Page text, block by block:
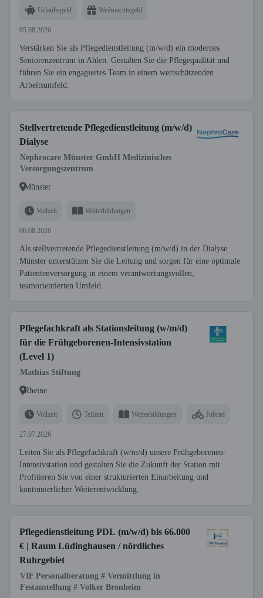
Urlaubsgeld Weihnachtsgeld
05.08.2026
Verstärken Sie als Pflegedienstleitung (m/w/d) ein modernes
Seniorenzentrum in Ahlen. Gestalten Sie die Pflegequalität und
führen Sie ein engagiertes Team in einem wertschätzenden
Arbeitsumfeld.
Stellvertretende Pflegedienstleitung (m/w/d)
Dialyse
Nephrocare Münster GmbH Medizinisches
Versorgungszentrum
Münster
Vollzeit Weiterbildungen
06.08.2026
Als stellvertretende Pflegedienstleitung (m/w/d) in der Dialyse
Münster unterstützen Sie die Leitung und sorgen für eine optimale
Patientenversorgung in einem verantwortungsvollen,
teamorientierten Umfeld.
Pflegefachkraft als Stationsleitung (w/m/d)
für die Frühgeborenen-Intensivstation
(Level 1)
Mathias Stiftung
Rheine
Vollzeit Teilzeit Weiterbildungen Jobrad
27.07.2026
Leiten Sie als Pflegefachkraft (w/m/d) unsere Frühgeborenen-
Intensivstation und gestalten Sie die Zukunft der Station mit.
Profitieren Sie von einer strukturierten Einarbeitung und
kontinuierlicher Weiterentwicklung.
Pflegedienstleitung PDL (m/w/d) bis 66.000
€ | Raum Lüdinghausen / nördliches
Ruhrgebiet
VIF Personalberatung # Vermittlung in
Festanstellung # Volker Bronheim